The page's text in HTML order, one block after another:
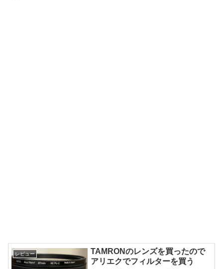
レビュー
TAMRONのレンズを買ったので
アリエクでフィルターを買う